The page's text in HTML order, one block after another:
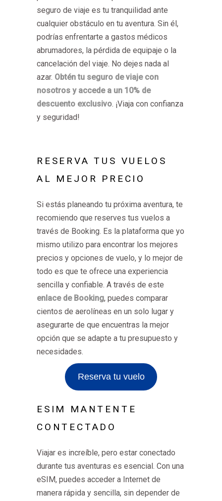
seguro de viaje es tu tranquilidad ante
cualquier obstáculo en tu aventura. Sin él,
podrías enfrentarte a gastos médicos
abrumadores, la pérdida de equipaje o la
cancelación del viaje. No dejes nada al
azar. Obtén tu seguro de viaje con
nosotros y accede a un 10% de
descuento exclusivo. ¡Viaja con confianza
y seguridad!
RESERVA TUS VUELOS
AL MEJOR PRECIO
Si estás planeando tu próxima aventura, te
recomiendo que reserves tus vuelos a
través de Booking. Es la plataforma que yo
mismo utilizo para encontrar los mejores
precios y opciones de vuelo, y lo mejor de
todo es que te ofrece una experiencia
sencilla y confiable. A través de este
enlace de Booking, puedes comparar
cientos de aerolíneas en un solo lugar y
asegurarte de que encuentras la mejor
opción que se adapte a tu presupuesto y
necesidades.
Reserva tu vuelo
ESIM MANTENTE
CONTECTADO
Viajar es increíble, pero estar conectado
durante tus aventuras es esencial. Con una
eSIM, puedes acceder a Internet de
manera rápida y sencilla, sin depender de